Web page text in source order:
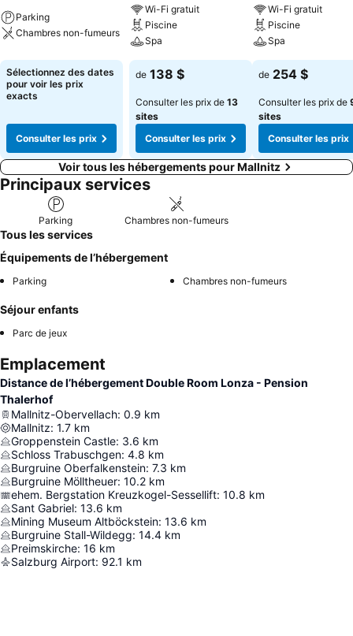
Parking
Chambres non-fumeurs
Sélectionnez des dates
pour voir les prix
exacts
Consulter les prix
Wi-Fi gratuit
Piscine
Spa
de 138 $
Consulter les prix de 13
sites
Consulter les prix
Wi-Fi gratuit
Piscine
Spa
de 254 $
Consulter les prix de
sites
Consulter les prix
Voir tous les hébergements pour Mallnitz
Principaux services
Parking Chambres non-fumeurs
Tous les services
Équipements de l’hébergement
Parking Chambres non-fumeurs
Séjour enfants
Parc de jeux
Emplacement
Distance de l’hébergement Double Room Lonza - Pension
Thalerhof
Mallnitz-Obervellach: 0.9 km
Mallnitz: 1.7 km
Groppenstein Castle: 3.6 km
Schloss Trabuschgen: 4.8 km
Burgruine Oberfalkenstein: 7.3 km
Burgruine Mölltheuer: 10.2 km
ehem. Bergstation Kreuzkogel-Sessellift: 10.8 km
Sant Gabriel: 13.6 km
Mining Museum Altböckstein: 13.6 km
Burgruine Stall-Wildegg: 14.4 km
Preimskirche: 16 km
Salzburg Airport: 92.1 km